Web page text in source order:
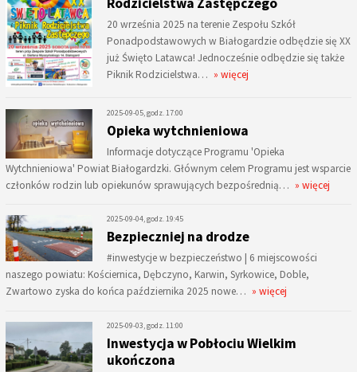
20 września 2025 na terenie Zespołu Szkół
Ponadpodstawowych w Białogardzie odbędzie się XX
już Święto Latawca! Jednocześnie odbędzie się także
Piknik Rodzicielstwa… » więcej
2025-09-05, godz. 17:00
Opieka wytchnieniowa
Informacje dotyczące Programu 'Opieka
Wytchnieniowa' Powiat Białogardzki. Głównym celem Programu jest wsparcie
członków rodzin lub opiekunów sprawujących bezpośrednią… » więcej
2025-09-04, godz. 19:45
Bezpieczniej na drodze
#inwestycje w bezpieczeństwo | 6 miejscowości
naszego powiatu: Kościernica, Dębczyno, Karwin, Syrkowice, Doble,
Zwartowo zyska do końca października 2025 nowe… » więcej
2025-09-03, godz. 11:00
Inwestycja w Pobłociu Wielkim
ukończona